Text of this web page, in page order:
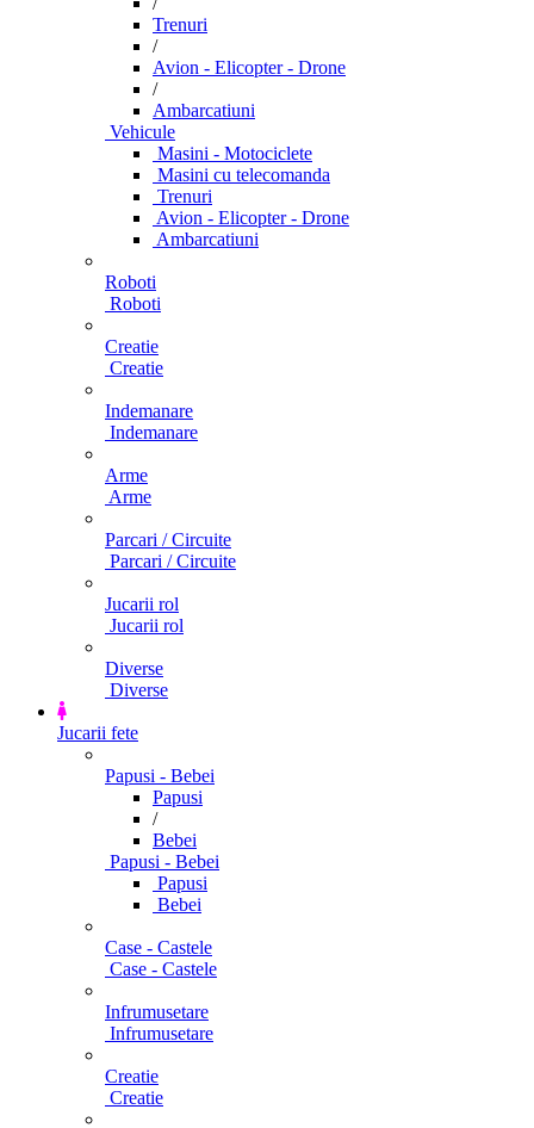
Trenuri
/
Avion - Elicopter - Drone
/
Ambarcatiuni
Vehicule
Masini - Motociclete
Masini cu telecomanda
Trenuri
Avion - Elicopter - Drone
Ambarcatiuni
Roboti
Roboti
Creatie
Creatie
Indemanare
Indemanare
Arme
Arme
Parcari / Circuite
Parcari / Circuite
Jucarii rol
Jucarii rol
Diverse
Diverse
Jucarii fete
Papusi - Bebei
Papusi
/
Bebei
Papusi - Bebei
Papusi
Bebei
Case - Castele
Case - Castele
Infrumusetare
Infrumusetare
Creatie
Creatie